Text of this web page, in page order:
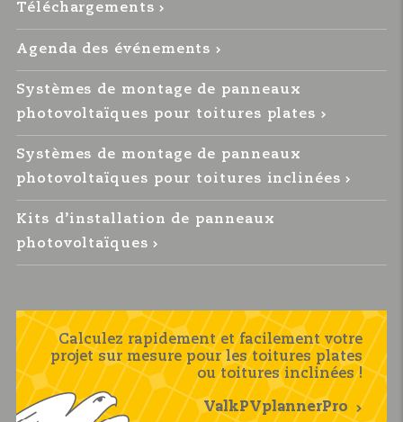
Téléchargements
Agenda des événements
Systèmes de montage de panneaux
photovoltaïques pour toitures plates
Systèmes de montage de panneaux
photovoltaïques pour toitures inclinées
Kits d’installation de panneaux
photovoltaïques
Calculez rapidement et facilement votre
projet sur mesure pour les toitures plates
ou toitures inclinées !
ValkPVplannerPro